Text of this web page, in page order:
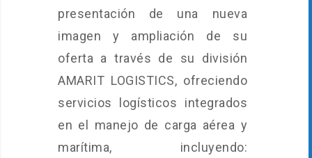
presentación de una nueva
imagen y ampliación de su
oferta a través de su división
AMARIT LOGISTICS, ofreciendo
servicios logísticos integrados
en el manejo de carga aérea y
marítima, incluyendo: